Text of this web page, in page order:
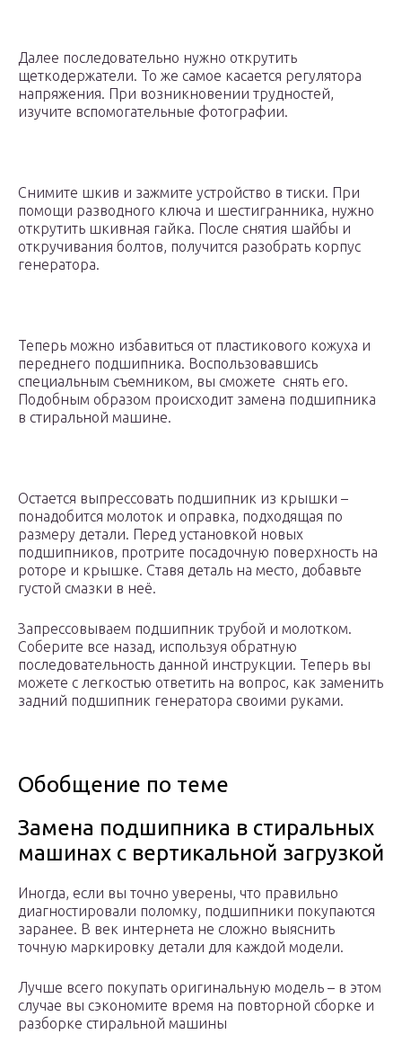
Далее последовательно нужно открутить
щеткодержатели. То же самое касается регулятора
напряжения. При возникновении трудностей,
изучите вспомогательные фотографии.
Снимите шкив и зажмите устройство в тиски. При
помощи разводного ключа и шестигранника, нужно
открутить шкивная гайка. После снятия шайбы и
откручивания болтов, получится разобрать корпус
генератора.
Теперь можно избавиться от пластикового кожуха и
переднего подшипника. Воспользовавшись
специальным съемником, вы сможете снять его.
Подобным образом происходит замена подшипника
в стиральной машине.
Остается выпрессовать подшипник из крышки –
понадобится молоток и оправка, подходящая по
размеру детали. Перед установкой новых
подшипников, протрите посадочную поверхность на
роторе и крышке. Ставя деталь на место, добавьте
густой смазки в неё.
Запрессовываем подшипник трубой и молотком.
Соберите все назад, используя обратную
последовательность данной инструкции. Теперь вы
можете с легкостью ответить на вопрос, как заменить
задний подшипник генератора своими руками.
Обобщение по теме
Замена подшипника в стиральных
машинах с вертикальной загрузкой
Иногда, если вы точно уверены, что правильно
диагностировали поломку, подшипники покупаются
заранее. В век интернета не сложно выяснить
точную маркировку детали для каждой модели.
Лучше всего покупать оригинальную модель – в этом
случае вы сэкономите время на повторной сборке и
разборке стиральной машины